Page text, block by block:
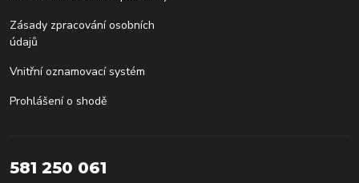
Zásady zpracování osobních
údajů
Vnitřní oznamovací systém
Prohlášení o shodě
581 250 061